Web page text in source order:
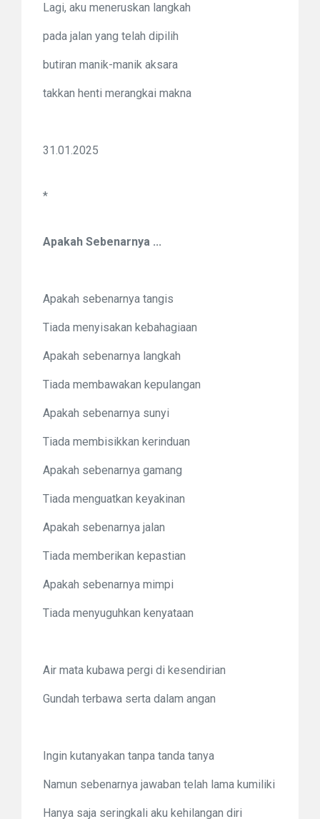
Lagi, aku meneruskan langkah
pada jalan yang telah dipilih
butiran manik-manik aksara
takkan henti merangkai makna
31.01.2025
*
Apakah Sebenarnya ...
Apakah sebenarnya tangis
Tiada menyisakan kebahagiaan
Apakah sebenarnya langkah
Tiada membawakan kepulangan
Apakah sebenarnya sunyi
Tiada membisikkan kerinduan
Apakah sebenarnya gamang
Tiada menguatkan keyakinan
Apakah sebenarnya jalan
Tiada memberikan kepastian
Apakah sebenarnya mimpi
Tiada menyuguhkan kenyataan
Air mata kubawa pergi di kesendirian
Gundah terbawa serta dalam angan
Ingin kutanyakan tanpa tanda tanya
Namun sebenarnya jawaban telah lama kumiliki
Hanya saja seringkali aku kehilangan diri